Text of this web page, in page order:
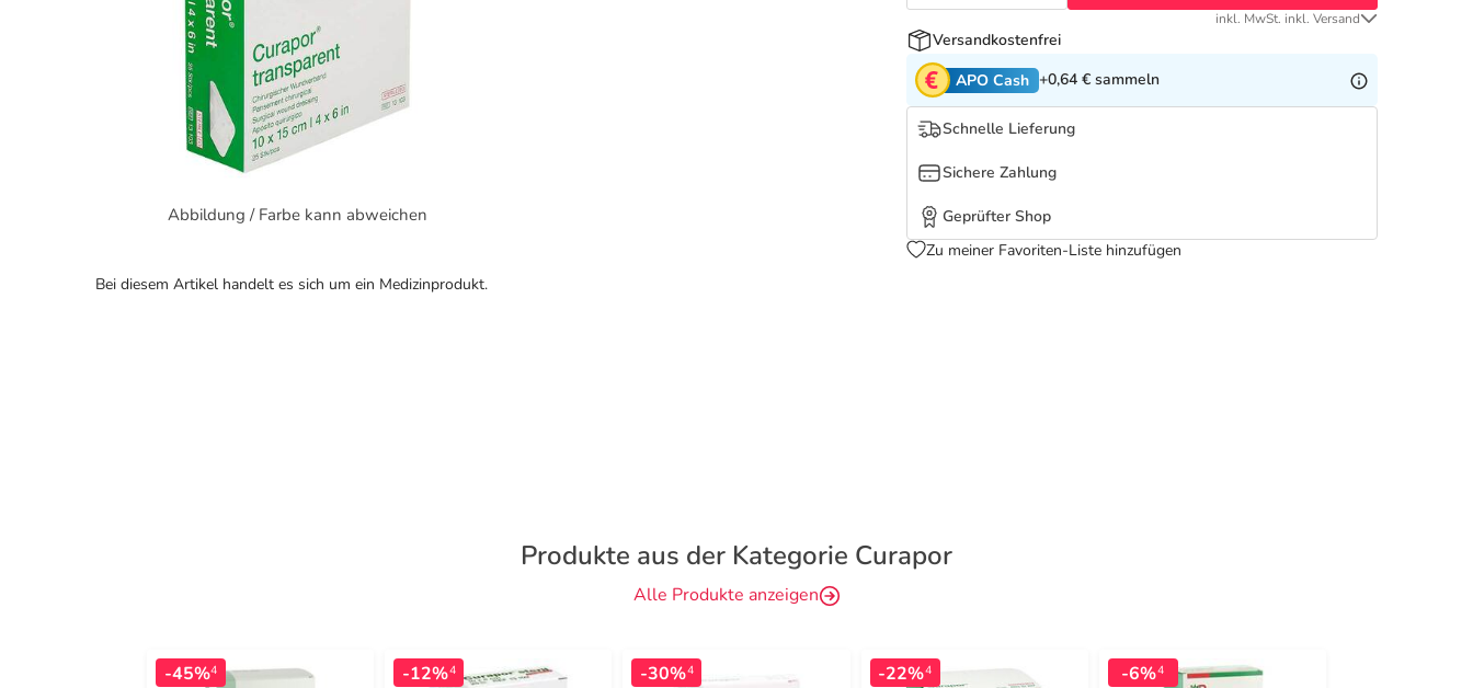
Abbildung / Farbe kann abweichen
inkl. MwSt. inkl. Versand
Versandkostenfrei
APO Cash +0,64 € sammeln
Schnelle Lieferung
Sichere Zahlung
Geprüfter Shop
Zu meiner Favoriten-Liste hinzufügen
Bei diesem Artikel handelt es sich um ein Medizinprodukt.
Produkte aus der Kategorie Curapor
Alle Produkte anzeigen
-45%4 -12%4 -30%4 -22%4 -6%4